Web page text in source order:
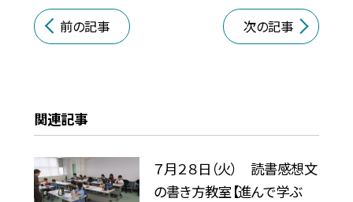
前の記事 次の記事
関連記事
７月２８日（火） 読書感想文
の書き方教室【進んで学ぶ